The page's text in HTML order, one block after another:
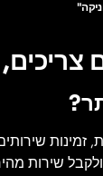
שירות